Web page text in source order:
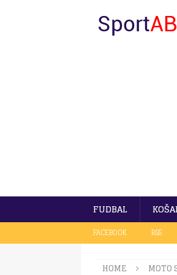
FUDBAL
FACEBOOK RSS
HOME MOTO